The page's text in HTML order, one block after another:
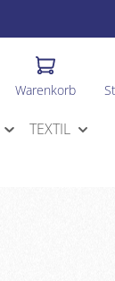
Warenkorb
TEXTIL